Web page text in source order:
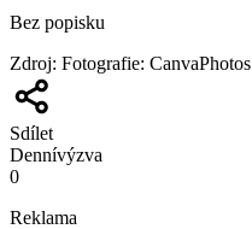
Bez popisku
Zdroj: Fotografie: CanvaPhotos
Sdílet
Dennívýzva
0
Reklama